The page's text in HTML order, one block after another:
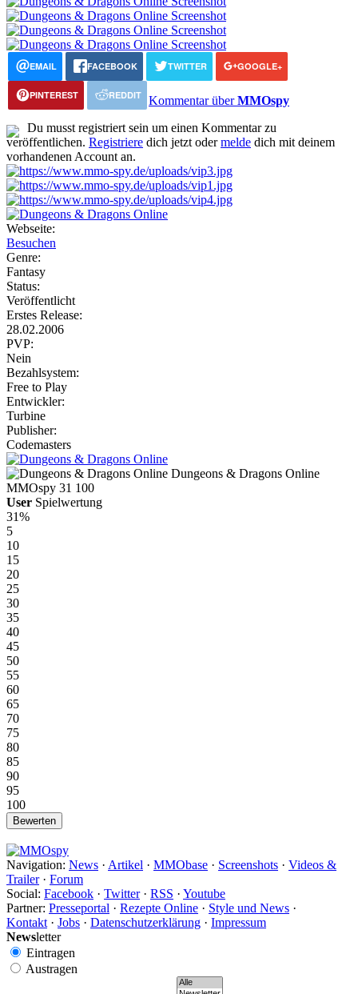
EMAIL FACEBOOK TWITTER GOOGLE+
PINTEREST REDDIT Kommentar überMMOspy
Du musst registriert sein um einen Kommentar zu
veröffentlichen. Registriere dich jetzt odermelde dich mit deinem
vorhandenen Account an.
Webseite:
Besuchen
Genre:
Fantasy
Status:
Veröffentlicht
Erstes Release:
28.02.2006
PVP:
Nein
Bezahlsystem:
Free to Play
Entwickler:
Turbine
Publisher:
Codemasters
Dungeons & Dragons Online
MMOspy 31 100
User Spielwertung
31%
5
10
15
20
25
30
35
40
45
50
55
60
65
70
75
80
85
90
95
100
Navigation: News · Artikel · MMObase · Screenshots · Videos &
Trailer· Forum
Social: Facebook · Twitter· RSS · Youtube
Partner: Presseportal · Rezepte Online · Style und News ·
Kontakt · Jobs · Datenschutzerklärung · Impressum
Newsletter
Eintragen
Austragen